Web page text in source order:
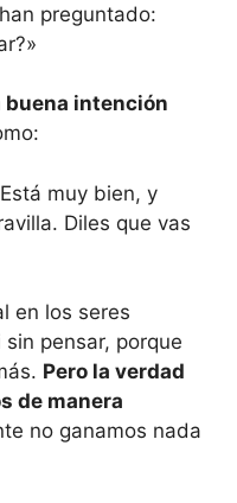
preguntado:
buena intención
muy bien, y
Diles que vas
en los seres
pensar, porque
Pero la verdad
de manera
no ganamos nada